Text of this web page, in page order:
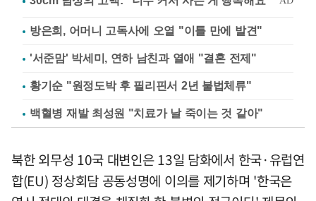
방은희, 어머니 고독사에 오열 "이틀 만에 발견"
'서준맘' 박세미, 연하 남친과 열애 "결혼 전제"
황기순 "원정도박 후 필리핀서 2년 불법체류"
백혈병 재발 최성원 "치료가 날 죽이는 것 같아"
북한 외무성 10국 대변인은 13일 담화에서 한국·유럽연
합(EU) 정상회담 공동성명에 이의를 제기하며 '한국은